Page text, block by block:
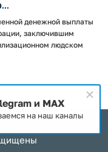
денежной выплаты
заключившим
людском
и MAX
на наш каналы